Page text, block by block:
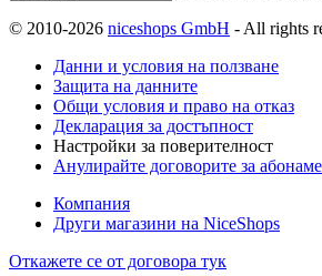
© 2010-2026 niceshops GmbH - All rights
Данни и условия на ползване
Защита на данните
Общи условия и право на отказ
Декларация за достъпност
Настройки за поверителност
Анулирайте договорите за
Компания
Други магазини на NiceShops
Откажете се от договора тук